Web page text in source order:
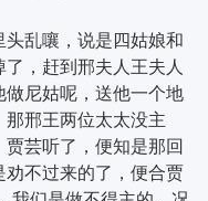
乱嚷，说是四姑娘和
，赶到邢夫人王夫人
尼姑呢，送他一个地
邢王两位太太没主
芸听了，便知是那回
不过来的了，便合贾